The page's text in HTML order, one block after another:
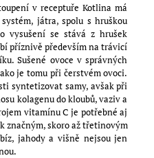
v receptuře Kotlina má
játra, spolu s hruškou
vysušení se stává z hrušek
příznivě především na trávicí
Sušené ovoce v správných
je tomu při čerstvém ovoci.
syntetizovat samy, avšak při
kolagenu do kloubů, vaziv a
vitamínu C je potřebné aj
značným, skoro až třetinovým
jahody a višně nejsou jen